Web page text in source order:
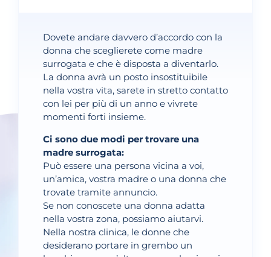
Dovete andare davvero d’accordo con la
donna che sceglierete come madre
surrogata e che è disposta a diventarlo.
La donna avrà un posto insostituibile
nella vostra vita, sarete in stretto contatto
con lei per più di un anno e vivrete
momenti forti insieme.
Ci sono due modi per trovare una
madre surrogata:
Può essere una persona vicina a voi,
un’amica, vostra madre o una donna che
trovate tramite annuncio.
Se non conoscete una donna adatta
nella vostra zona, possiamo aiutarvi.
Nella nostra clinica, le donne che
desiderano portare in grembo un